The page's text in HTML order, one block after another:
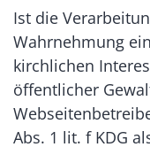
Ist die
Wahrnehmung
kirchlichen
öffentlicher
Abs. 1 lit. f KDG